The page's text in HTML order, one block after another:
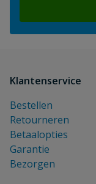
Klantenservice
Bestellen
Retourneren
Betaalopties
Garantie
Bezorgen